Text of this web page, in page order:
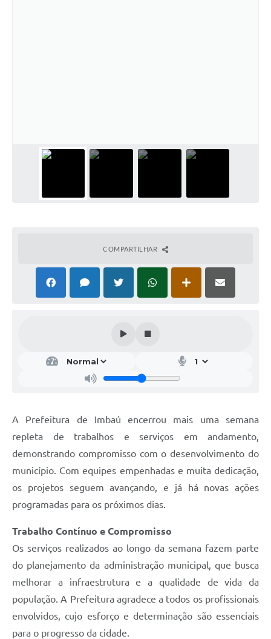
COMPARTILHAR
A Prefeitura de Imbaú encerrou mais uma semana
repleta de trabalhos e serviços em andamento,
demonstrando compromisso com o desenvolvimento do
município. Com equipes empenhadas e muita dedicação,
os projetos seguem avançando, e já há novas ações
programadas para os próximos dias.
Trabalho Contínuo e Compromisso
Os serviços realizados ao longo da semana fazem parte
do planejamento da administração municipal, que busca
melhorar a infraestrutura e a qualidade de vida da
população. A Prefeitura agradece a todos os profissionais
envolvidos, cujo esforço e determinação são essenciais
para o progresso da cidade.